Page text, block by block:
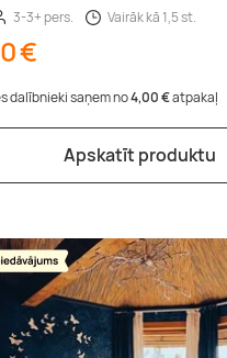
3-3+ pers. Vairāk kā 1,5 st.
€
dalībnieki saņem no4,00 €atpakaļ
Apskatīt produktu